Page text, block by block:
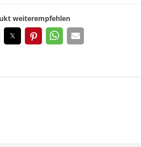
weiterempfehlen